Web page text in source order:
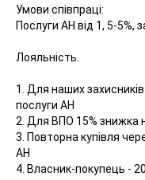
Умови співпраці:
Послуги АН від 1, 5-5%,
Лояльність.
1. Для наших
послуги АН
2. Для ВПО 15% знижка
3. Повторна купівля
АН
4. Власник-покупець -